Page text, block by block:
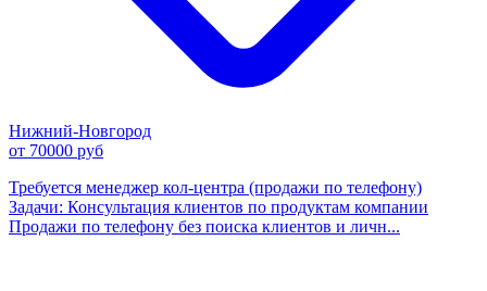
Нижний-Новгород
от 70000 руб
Требуется менеджер кол-центра (продажи по телефону)
Задачи: Консультация клиентов по продуктам компании
Продажи по телефону без поиска клиентов и личн...